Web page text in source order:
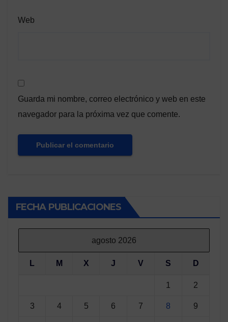
Web
Guarda mi nombre, correo electrónico y web en este
navegador para la próxima vez que comente.
FECHA PUBLICACIONES
agosto 2026
L M X J V S D
1 2
3 4 5 6 7 8 9